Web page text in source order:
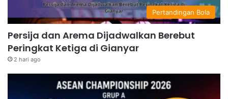
Pertandingan Bola
Persija dan Arema Dijadwalkan Berebut
Peringkat Ketiga di Gianyar
2 hari ago